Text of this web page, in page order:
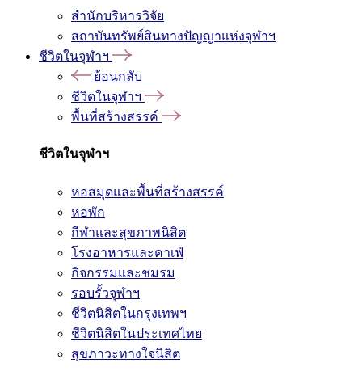
สำนักบริหารวิจัย
สถาบันทรัพย์สินทางปัญญาแห่งจุฬาฯ
ชีวิตในจุฬาฯ
ย้อนกลับ
ชีวิตในจุฬาฯ
พื้นที่สร้างสรรค์
ชีวิตในจุฬาฯ
หอสมุดและพื้นที่สร้างสรรค์
หอพัก
กีฬาและสุขภาพนิสิต
โรงอาหารและคาเฟ่
กิจกรรมและชมรม
รอบรั้วจุฬาฯ
ชีวิตนิสิตในกรุงเทพฯ
ชีวิตนิสิตในประเทศไทย
สุขภาวะทางใจนิสิต